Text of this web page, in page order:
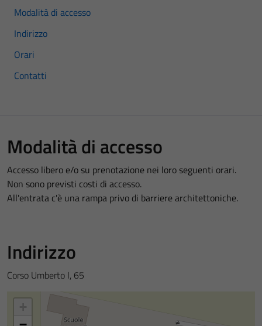
Modalità di accesso
Indirizzo
Orari
Contatti
Modalità di accesso
Accesso libero e/o su prenotazione nei loro seguenti orari.
Non sono previsti costi di accesso.
All'entrata c'è una rampa privo di barriere architettoniche.
Indirizzo
Corso Umberto I, 65